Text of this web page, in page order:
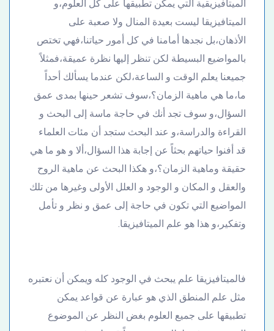
الميتافيزيقية التي يمكن تطبيقها على كل العلوم،و
الميتافيزيقا ليست بعيدة المنال ولا صعبة على
الأذهان،بل نجدها أمامنا في كل أمور حياتنا،فهي تختص
بالمواضيع البسيطة لكن تنظر إليها نظرة عميقة،فمثلاً
جميعنا يعلم الوقت و الساعة،لكن عندما يسألك أحداً
ما،ما هي ماهية الزمان؟،سوف تشعر حينها بمدى عمق
السؤال،و سوف تجد أنك في حاجة ماسة إلى البحث و
القراءة والدراسة،و عند البحث ستجد أن مئات العلماء
قد أفنوا حياتهم بحثاً عن إجابة هذا السؤال،ألا و هو ما هي
حقيقة وماهية الزمان؟،و هكذا البحث عن ماهية الروح
والعقل و المكان و الوجود و العلل الأولى وغيرها من تلك
المواضيع التي تكون في حاجة إلى عمق و نظر و تأمل
وتفكير،و هذا هو علم الميتافيزيقا.
فالميتافيزيقا علم يبحث في الوجود كله ويمكن أن نعتبره
مثل علم المنطق الذي هو عبارة عن قواعد يمكن
تطبيقها على جميع العلوم بغض النظر عن الموضوع